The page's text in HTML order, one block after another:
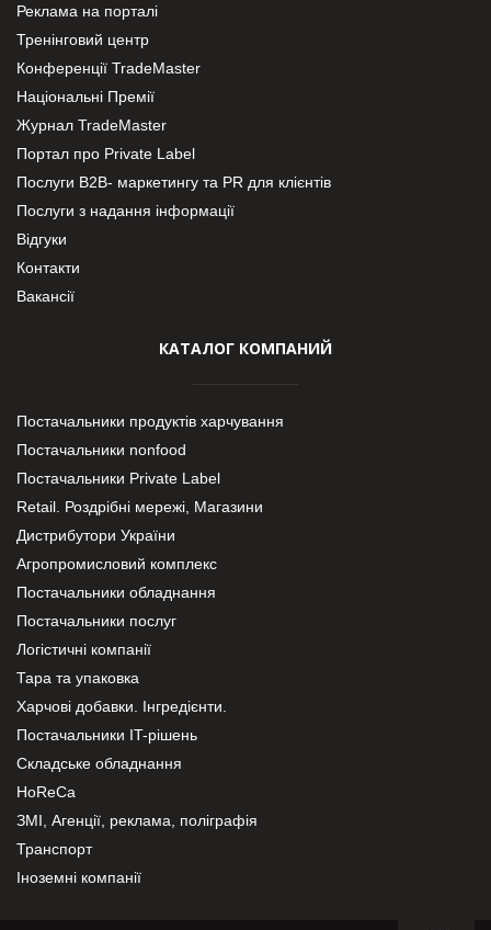
Реклама на порталі
Тренінговий центр
Конференції TradeMaster
Національні Премії
Журнал TradeMaster
Портал про Private Label
Послуги В2В- маркетингу та PR для клієнтів
Послуги з надання інформації
Відгуки
Контакти
Вакансії
КАТАЛОГ КОМПАНИЙ
Постачальники продуктів харчування
Постачальники nonfood
Постачальники Private Label
Retail. Роздрібні мережі, Магазини
Дистрибутори України
Агропромисловий комплекс
Постачальники обладнання
Постачальники послуг
Логістичні компанії
Тара та упаковка
Харчові добавки. Інгредієнти.
Постачальники IT-рішень
Складське обладнання
HoReCa
ЗМІ, Агенції, реклама, поліграфія
Транспорт
Іноземні компанії